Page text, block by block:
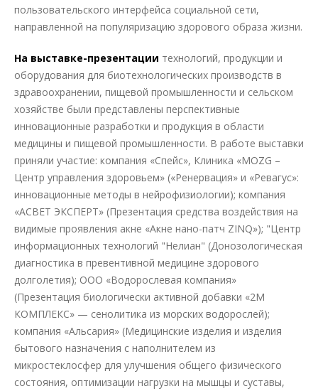
пользовательского интерфейса социальной сети,
направленной на популяризацию здорового образа жизни.
На выставке-презентации технологий, продукции и
оборудования для биотехнологических производств в
здравоохранении, пищевой промышленности и сельском
хозяйстве были представлены перспективные
инновационные разработки и продукция в области
медицины и пищевой промышленности. В работе выставки
приняли участие: компания «Спейс», Клиника «MOZG –
Центр управления здоровьем» («Ренервация» и «Ревагус»:
инновационные методы в нейрофизиологии); компания
«АСВЕТ ЭКСПЕРТ» (Презентация средства воздействия на
видимые проявления акне «Акне нано-патч ZINQ»); "Центр
информационных технологий "Нелиан" (Донозологическая
диагностика в превентивной медицине здорового
долголетия); ООО «Водорослевая компания»
(Презентация биологически активной добавки «2М
КОМПЛЕКС» — сенолитика из морских водорослей);
компания «Альсария» (Медицинские изделия и изделия
бытового назначения с наполнителем из
микростеклосфер для улучшения общего физического
состояния, оптимизации нагрузки на мышцы и суставы,